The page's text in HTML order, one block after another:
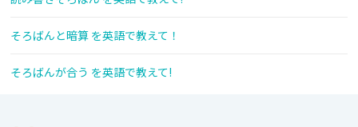
そろばんと暗算 を英語で教えて！
そろばんが合う を英語で教えて!